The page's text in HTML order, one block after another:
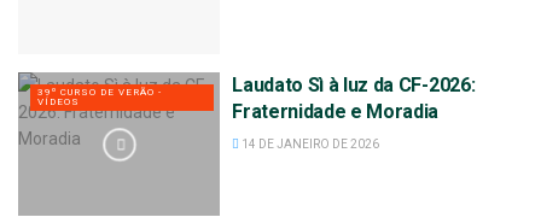
39º CURSO DE VERÃO -
VÍDEOS
Laudato Sì à luz da CF-2026:
Fraternidade e Moradia
14 DE JANEIRO DE 2026